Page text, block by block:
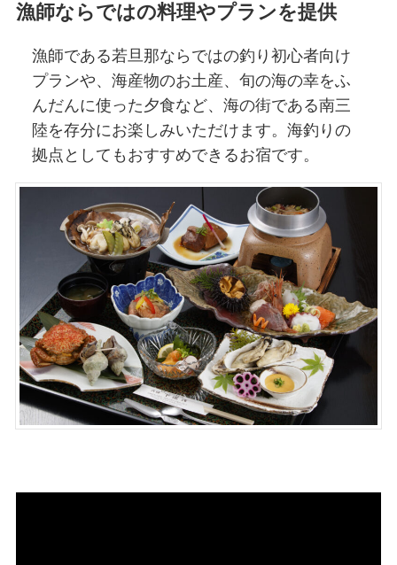
漁師ならではの料理やプランを提供
漁師である若旦那ならではの釣り初心者向け
プランや、海産物のお土産、旬の海の幸をふ
んだんに使った夕食など、海の街である南三
陸を存分にお楽しみいただけます。海釣りの
拠点としてもおすすめできるお宿です。